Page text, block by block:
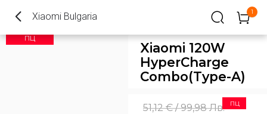
Xiaomi Bulgaria 1
ПЦ
Xiaomi 120W
HyperCharge
Combo(Type-A)
ПЦ
51,12€/99,98Лв.